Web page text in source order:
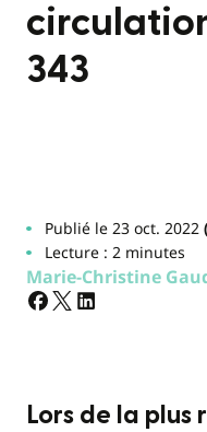
343
Publié le 23 oct. 2022
Lecture : 2 minutes
Marie-Christine
Lors de la plus